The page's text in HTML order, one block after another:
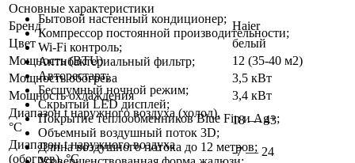
Бытовой настенный кондиционер;
Компрессор постоянной производительности;
Wi-Fi контроль;
Антибактериальный фильтр;
Авторестарт;
Бесшумный ночной режим;
Скрытый LED дисплей;
Покрытие теплообменников Blue Fin и Ag+;
Объемный воздушный поток 3D;
Длина воздушного потока до 12 метров;
Основные характеристики
Бренд
Haier
Цвет
белый
Мощность (BTU)
12 (35-40 м2)
Мощность обогрева
3,5 кВт
Мощность охлаждения
3,4 кВт
Диапазон t наружного воздуха (холод),
°C
18 — 43
Диапазон t наружного воздуха
(обогрев), °C
-7 — 24